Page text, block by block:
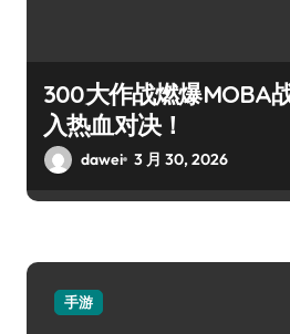
300大作战燃爆MOBA
入热血对决！
dawei 3 月 30, 2026
手游